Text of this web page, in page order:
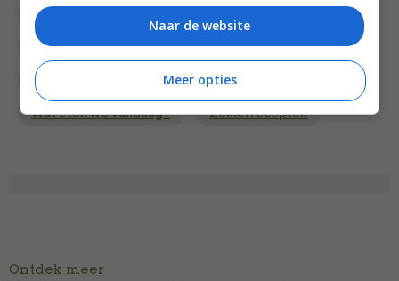
Recept van de dag
Snelle recepten Superfood
Superfood recepten Vegetarische recepten
Wat eten we vandaag? Zomerrecepten
Ontdek meer
Naar de website
Meer opties